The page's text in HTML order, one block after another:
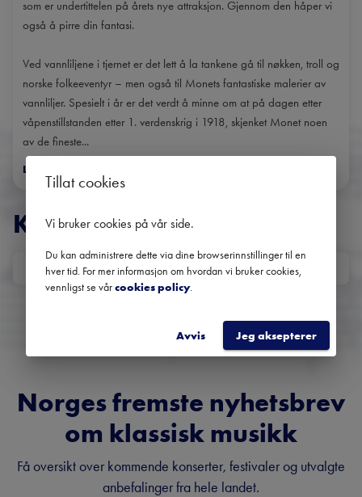
som er undertittelen på årets nye attraksjon. Gjennom den håper vi
også å pirre din fantasi.
Ved vannliljene i tjernet er det lett å la tankene gå til nøkken, troll og
norske folkeeventyr – men også til Monets fantastiske malerier av
vannliljer. Spesielt i år er det verdt å minne om at på dagen etter
våpenstillstanden etter 1. verdenskrig i 1918, skjenket Monet noen
av de fineste...
Les mer
KONSERTER
DATO
Ingen kommende konserter
Norges fremste nyhetsbrev
om klassisk musikk
Få oversikt over kommende konserter, festivaler og utvalgte
anbefalinger fra hele landet.
Tillat cookies
Vi bruker cookies på vår side.
Du kan administrere dette via dine browserinnstillinger til en
hver tid. For mer informasjon om hvordan vi bruker cookies,
vennligst se vårcookies policy.
Avvis Jeg aksepterer